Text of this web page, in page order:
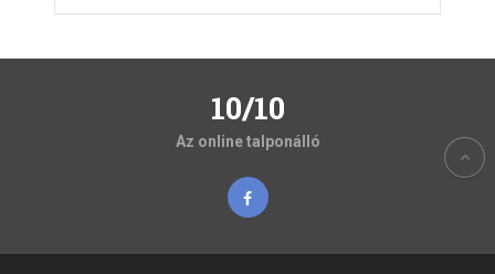
10/10
Az online talponálló